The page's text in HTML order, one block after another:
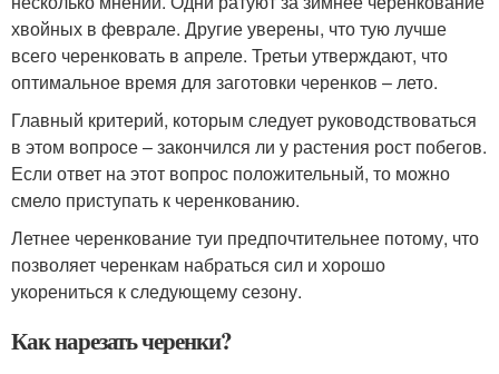
хвойных в феврале. Другие уверены, что тую лучше
всего черенковать в апреле. Третьи утверждают, что
оптимальное время для заготовки черенков – лето.
Главный критерий, которым следует руководствоваться
в этом вопросе – закончился ли у растения рост побегов.
Если ответ на этот вопрос положительный, то можно
смело приступать к черенкованию.
Летнее черенкование туи предпочтительнее потому, что
позволяет черенкам набраться сил и хорошо
укорениться к следующему сезону.
Как нарезать черенки?